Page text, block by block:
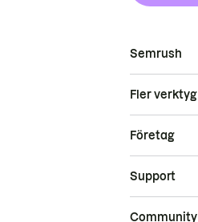
Semrush
Fler verktyg
Företag
Support
Community